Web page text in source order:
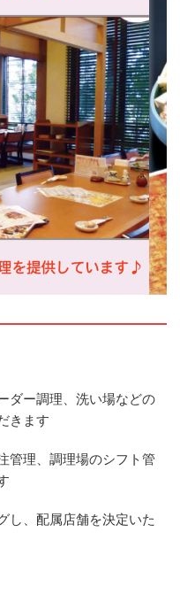
ダー調理、洗い場などの
きます
管理、調理場のシフト管
し、配属店舗を決定いた